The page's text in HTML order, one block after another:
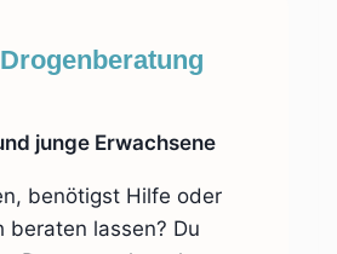
junge Erwachsene
benötigst Hilfe oder
beraten lassen? Du